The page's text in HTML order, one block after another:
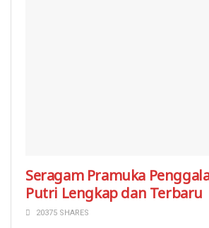
Seragam Pramuka
Putri Lengkap dan Terbaru
20375 SHARES